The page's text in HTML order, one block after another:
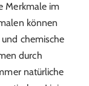
Merkmale im
können
chemische
durch
natürliche